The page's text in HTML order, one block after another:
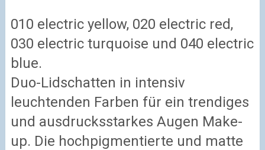
010 electric yellow, 020 electric red,
030 electric turquoise und 040 electric
blue.
Duo-Lidschatten in intensiv
leuchtenden Farben für ein trendiges
und ausdrucksstarkes Augen Make-
up. Die hochpigmentierte und matte